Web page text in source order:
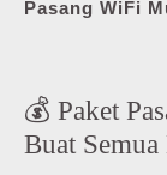
Pasang WiFi
💰 Paket
Buat